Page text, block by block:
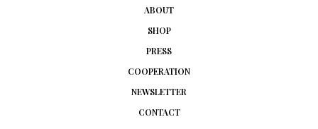
ABOUT
SHOP
PRESS
COOPERATION
NEWSLETTER
CONTACT